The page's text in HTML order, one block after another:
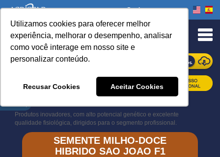
Utilizamos cookies para oferecer melhor
experiência, melhorar o desempenho, analisar
como você interage em nosso site e
personalizar conteúdo.
Recusar Cookies Aceitar Cookies
Onde comprar
ONDE COMPRAR
Produtos inovadores, com alto potencial genético e excelente
qualidade fisiológica, dirigidos para o segmento profissional.
SEMENTE MILHO-DOCE
HIBRIDO SAO JOAO F1